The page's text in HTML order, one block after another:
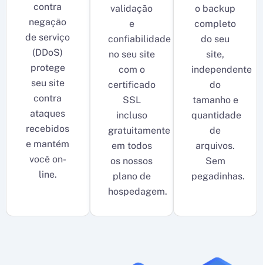
contra
negação
de serviço
(DDoS)
protege
seu site
contra
ataques
recebidos
e mantém
você on-
line.
validação
e
confiabilidade
no seu site
com o
certificado
SSL
incluso
gratuitamente
em todos
os nossos
plano de
hospedagem.
o backup
completo
do seu
site,
independente
do
tamanho e
quantidade
de
arquivos.
Sem
pegadinhas.